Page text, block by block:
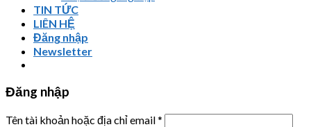
TIN TỨC
LIÊN HỆ
Đăng nhập
Newsletter
Đăng nhập
Tên tài khoản hoặc địa chỉ email*